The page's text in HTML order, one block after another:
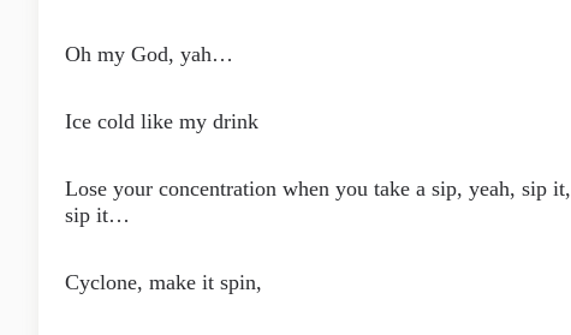
Oh my God, yah…
Ice cold like my drink
Lose your concentration when you take a sip, yeah, sip it,
sip it…
Cyclone, make it spin,